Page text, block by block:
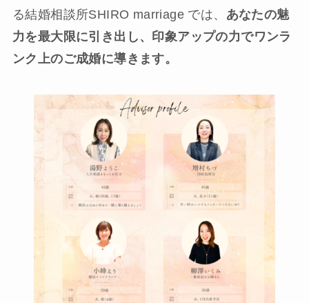
る結婚相談所SHIRO marriage では、 あなたの魅
力を最大限に引き出し、印象アップの力でワンラ
ンク上のご成婚に導きます。